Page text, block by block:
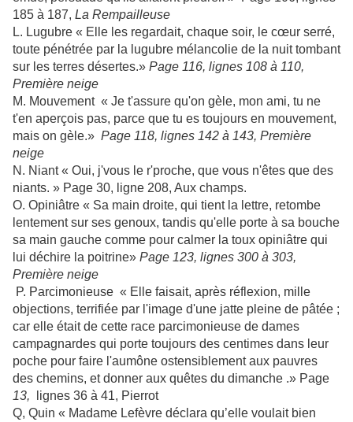
185 à 187, La Rempailleuse
L. Lugubre « Elle les regardait, chaque soir, le cœur serré,
toute pénétrée par la lugubre mélancolie de la nuit tombant
sur les terres désertes.» Page 116, lignes 108 à 110,
Première neige
M. Mouvement « Je t'assure qu'on gèle, mon ami, tu ne
t'en aperçois pas, parce que tu es toujours en mouvement,
mais on gèle.» Page 118, lignes 142 à 143, Première
neige
N. Niant « Oui, j'vous le r'proche, que vous n'êtes que des
niants. » Page 30, ligne 208, Aux champs.
O. Opiniâtre « Sa main droite, qui tient la lettre, retombe
lentement sur ses genoux, tandis qu'elle porte à sa bouche
sa main gauche comme pour calmer la toux opiniâtre qui
lui déchire la poitrine» Page 123, lignes 300 à 303,
Première neige
P. Parcimonieuse « Elle faisait, après réflexion, mille
objections, terrifiée par l'image d'une jatte pleine de pâtée ;
car elle était de cette race parcimonieuse de dames
campagnardes qui porte toujours des centimes dans leur
poche pour faire l'aumône ostensiblement aux pauvres
des chemins, et donner aux quêtes du dimanche .» Page
13, lignes 36 à 41, Pierrot
Q, Quin « Madame Lefèvre déclara qu’elle voulait bien